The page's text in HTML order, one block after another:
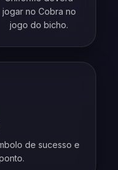
jogar no Cobra no
jogo do bicho.
de sucesso e